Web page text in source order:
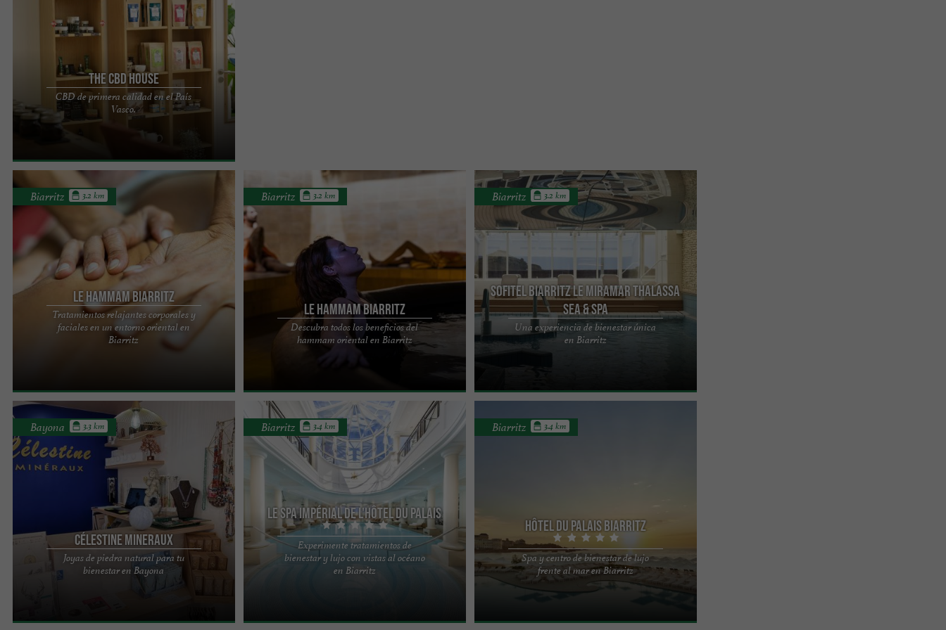
The CBD House
CBD de primera calidad en el País
Vasco.
The CBD House: Un minorista líder de CBD en
Francia y el País Vasco. La historia de The CBD
House comenzó en 2018 ...
Le Hammam Biarritz
Tratamientos relajantes corporales y
faciales en un entorno oriental en
Biarritz
Biarritz 3.2 km
TRATAMIENTOS DE BELLEZA EN EL INSTITUTO
HAMMAM BIARRITZ El Hammam Biarritz, ubicado
Le Hammam Biarritz
Descubra todos los beneficios del
hammam oriental en Biarritz
Biarritz 3.2 km
EL HAMMAM DE BIARRITZ: UN REFUGIO DE PAZ
EN EL CORAZÓN DEL PAÍS VASCO Ubicado en los
Sofitel Biarritz Le Miramar Thalassa
Sea & Spa
Una experiencia de bienestar única
en Biarritz
Biarritz 3.2 km
El Sofitel Biarritz Le Miramar Thalassa Sea & Spa
es un destino de referencia para la talasoterapia
Célestine Mineraux
Joyas de piedra natural para tu
bienestar en Bayona
Bayona 3.3 km
Abierto desde hace unos meses en el corazón de
Bayona, CELESTINE MINERAUX lleva ya 4 años en
Le Spa Impérial de l'Hôtel du Palais
Experimente tratamientos de
bienestar y lujo con vistas al océano
en Biarritz
Biarritz 3.4 km
Un santuario de bienestar frente al océano Un
auténtico remanso de paz, el Spa Imperial de
Hôtel du Palais Biarritz
Spa y centro de bienestar de lujo
frente al mar en Biarritz
Biarritz 3.4 km
Un santuario de bienestar frente al océano Un
auténtico remanso de paz, el Spa Imperial de